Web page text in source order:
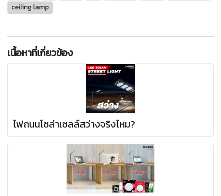
ceiling lamp
เนื้อหาที่เกี่ยวข้อง
ไฟถนนโซล่าเซลล์สว่างจริงไหม?